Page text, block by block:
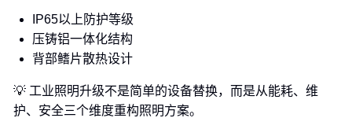
IP65以上防护等级
压铸铝一体化结构
背部鳍片散热设计
💡 工业照明升级不是简单的设备替换，而是从能耗、维
护、安全三个维度重构照明方案。